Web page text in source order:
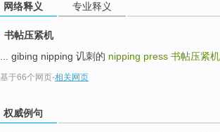
网络释义 专业释义
书帖压紧机
... gibing nipping 讥刺的 nipping press 书帖压紧机
基于66个网页-相关网页
权威例句